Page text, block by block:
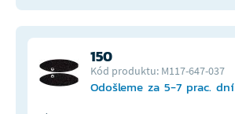
150
Kód produktu: M117-647-037
Odošleme za 5-7 prac. dní